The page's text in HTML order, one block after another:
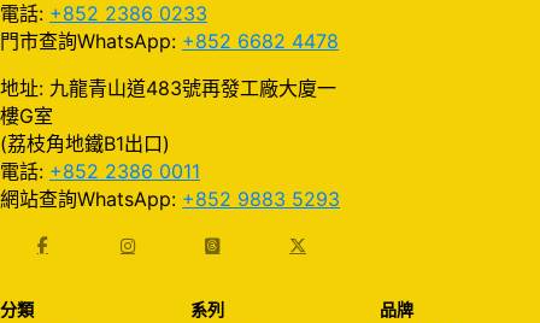
電話: +852 2386 0233
門市查詢WhatsApp: +852 6682 4478
地址: 九龍青山道483號再發工廠大廈一
樓G室
(荔枝角地鐵B1出口)
電話: +852 2386 0011
網站查詢WhatsApp: +852 9883 5293
分類
系列
品牌